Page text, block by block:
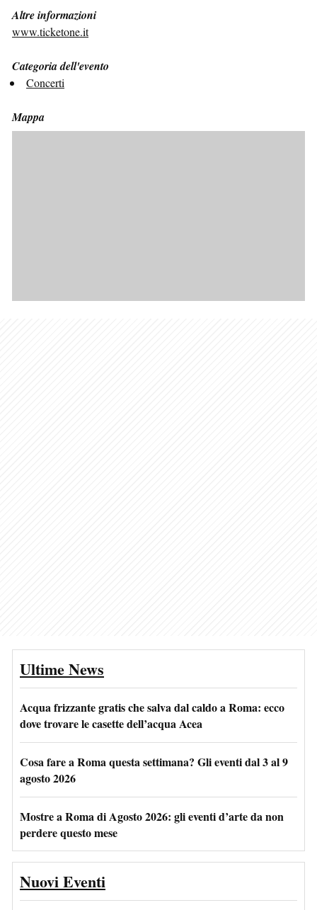
Altre informazioni
www.ticketone.it
Categoria dell'evento
Concerti
Mappa
Ultime News
Acqua frizzante gratis che salva dal caldo a Roma: ecco
dove trovare le casette dell’acqua Acea
Cosa fare a Roma questa settimana? Gli eventi dal 3 al 9
agosto 2026
Mostre a Roma di Agosto 2026: gli eventi d’arte da non
perdere questo mese
Nuovi Eventi